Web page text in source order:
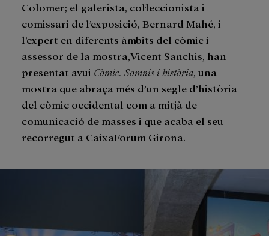
Colomer; el galerista, col·leccionista i
comissari de l’exposició, Bernard Mahé, i
l’expert en diferents àmbits del còmic i
assessor de la mostra,Vicent Sanchis, han
presentat avui Còmic. Somnis i història, una
mostra que abraça més d’un segle d’història
del còmic occidental com a mitjà de
comunicació de masses i que acaba el seu
recorregut a CaixaForum Girona.